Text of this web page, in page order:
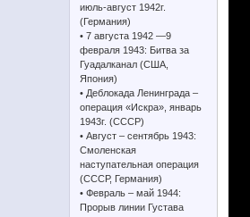
июль-август 1942г.
(Германия)
• 7 августа 1942 —9
февраля 1943: Битва за
Гуадалканал (США,
Япония)
• Деблокада Ленинграда –
операция «Искра», январь
1943г. (СССР)
• Август – сентябрь 1943:
Смоленская
наступательная операция
(СССР, Германия)
• Февраль – май 1944:
Прорыв линии Густава